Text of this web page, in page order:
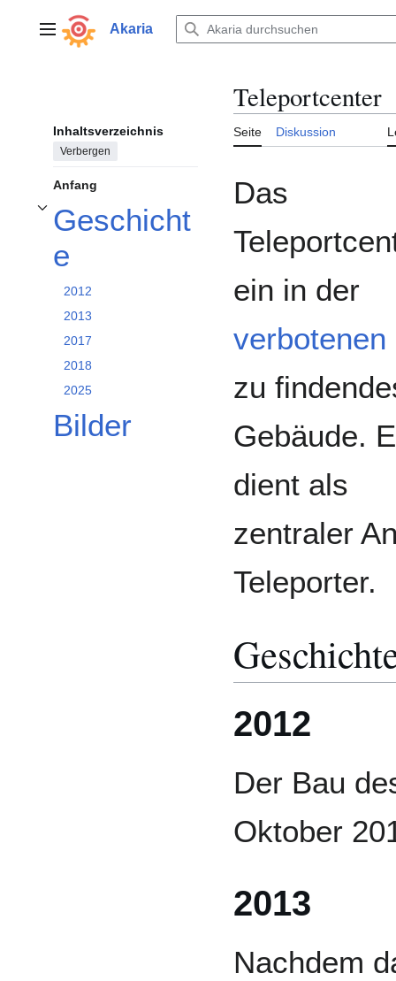
springenHauptmenüAkaria
Inhaltsverzeichnis
Verbergen
Anfang
Geschicht
e
Unterabschnitt Geschichte umschalten
2012
2013
2017
2018
2025
Bilder
Teleportcenter
Seite Diskussion
Das
ein in der
verbotenen
zu
Gebäude.
dient als
zentraler
Teleporter.
2012
Der Bau
Oktober
2013
Nachdem